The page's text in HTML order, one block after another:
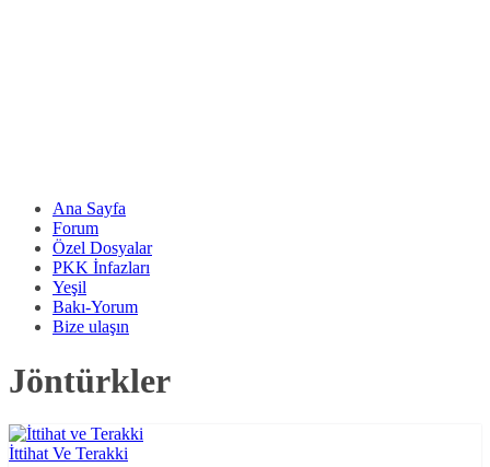
Ana Sayfa
Forum
Özel Dosyalar
PKK İnfazları
Yeşil
Bakı-Yorum
Bize ulaşın
Jöntürkler
İttihat Ve Terakki